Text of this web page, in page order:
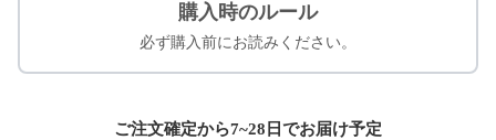
購入時のルール
必ず購入前にお読みください。
ご注文確定から7~28日でお届け予定